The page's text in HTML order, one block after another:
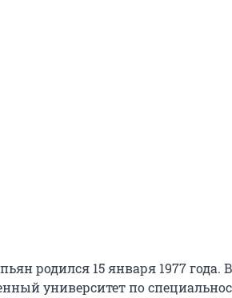
родился 15 января 1977 года.
университет по